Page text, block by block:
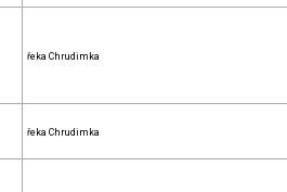
řeka Chrudimka
řeka Chrudimka